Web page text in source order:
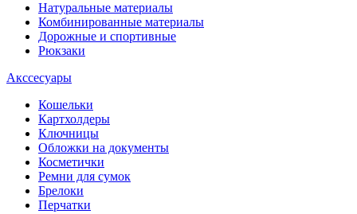
Натуральные материалы
Комбинированные материалы
Дорожные и спортивные
Рюкзаки
Акссесуары
Кошельки
Картхолдеры
Ключницы
Обложки на документы
Косметички
Ремни для сумок
Брелоки
Перчатки